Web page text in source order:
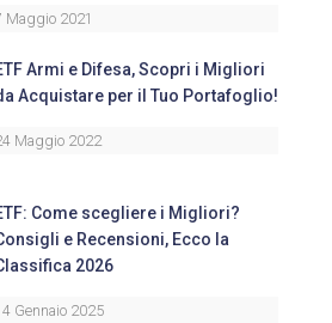
Maggio 2021
Armi e Difesa, Scopri i Migliori
Acquistare per il Tuo Portafoglio!
Maggio 2022
Come scegliere i Migliori?
e Recensioni, Ecco la
2026
Gennaio 2025